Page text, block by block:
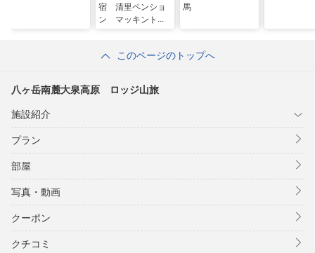
宿 清里ペンショ
ン マッキントッ
馬
このページのトップへ
八ヶ岳南麓大泉高原 ロッジ山旅
施設紹介
プラン
部屋
写真・動画
クーポン
クチコミ